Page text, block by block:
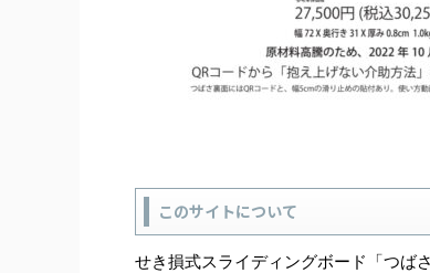
このサイトについて
せき損式スライディングボード「つば